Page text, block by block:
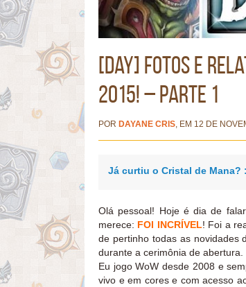
[Day] Fotos e
2015! – Parte 1
POR DAYANE CRIS, EM 12 DE
Já curtiu o Cristal de Mana?
Olá pessoal! Hoje é dia de
merece: FOI INCRÍVEL! Foi a
de pertinho todas as novidades
durante a cerimônia de abertura.
Eu jogo WoW desde 2008 e
vivo e em cores e com acesso